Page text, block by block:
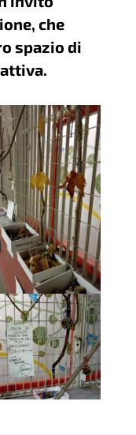
che
spazio di